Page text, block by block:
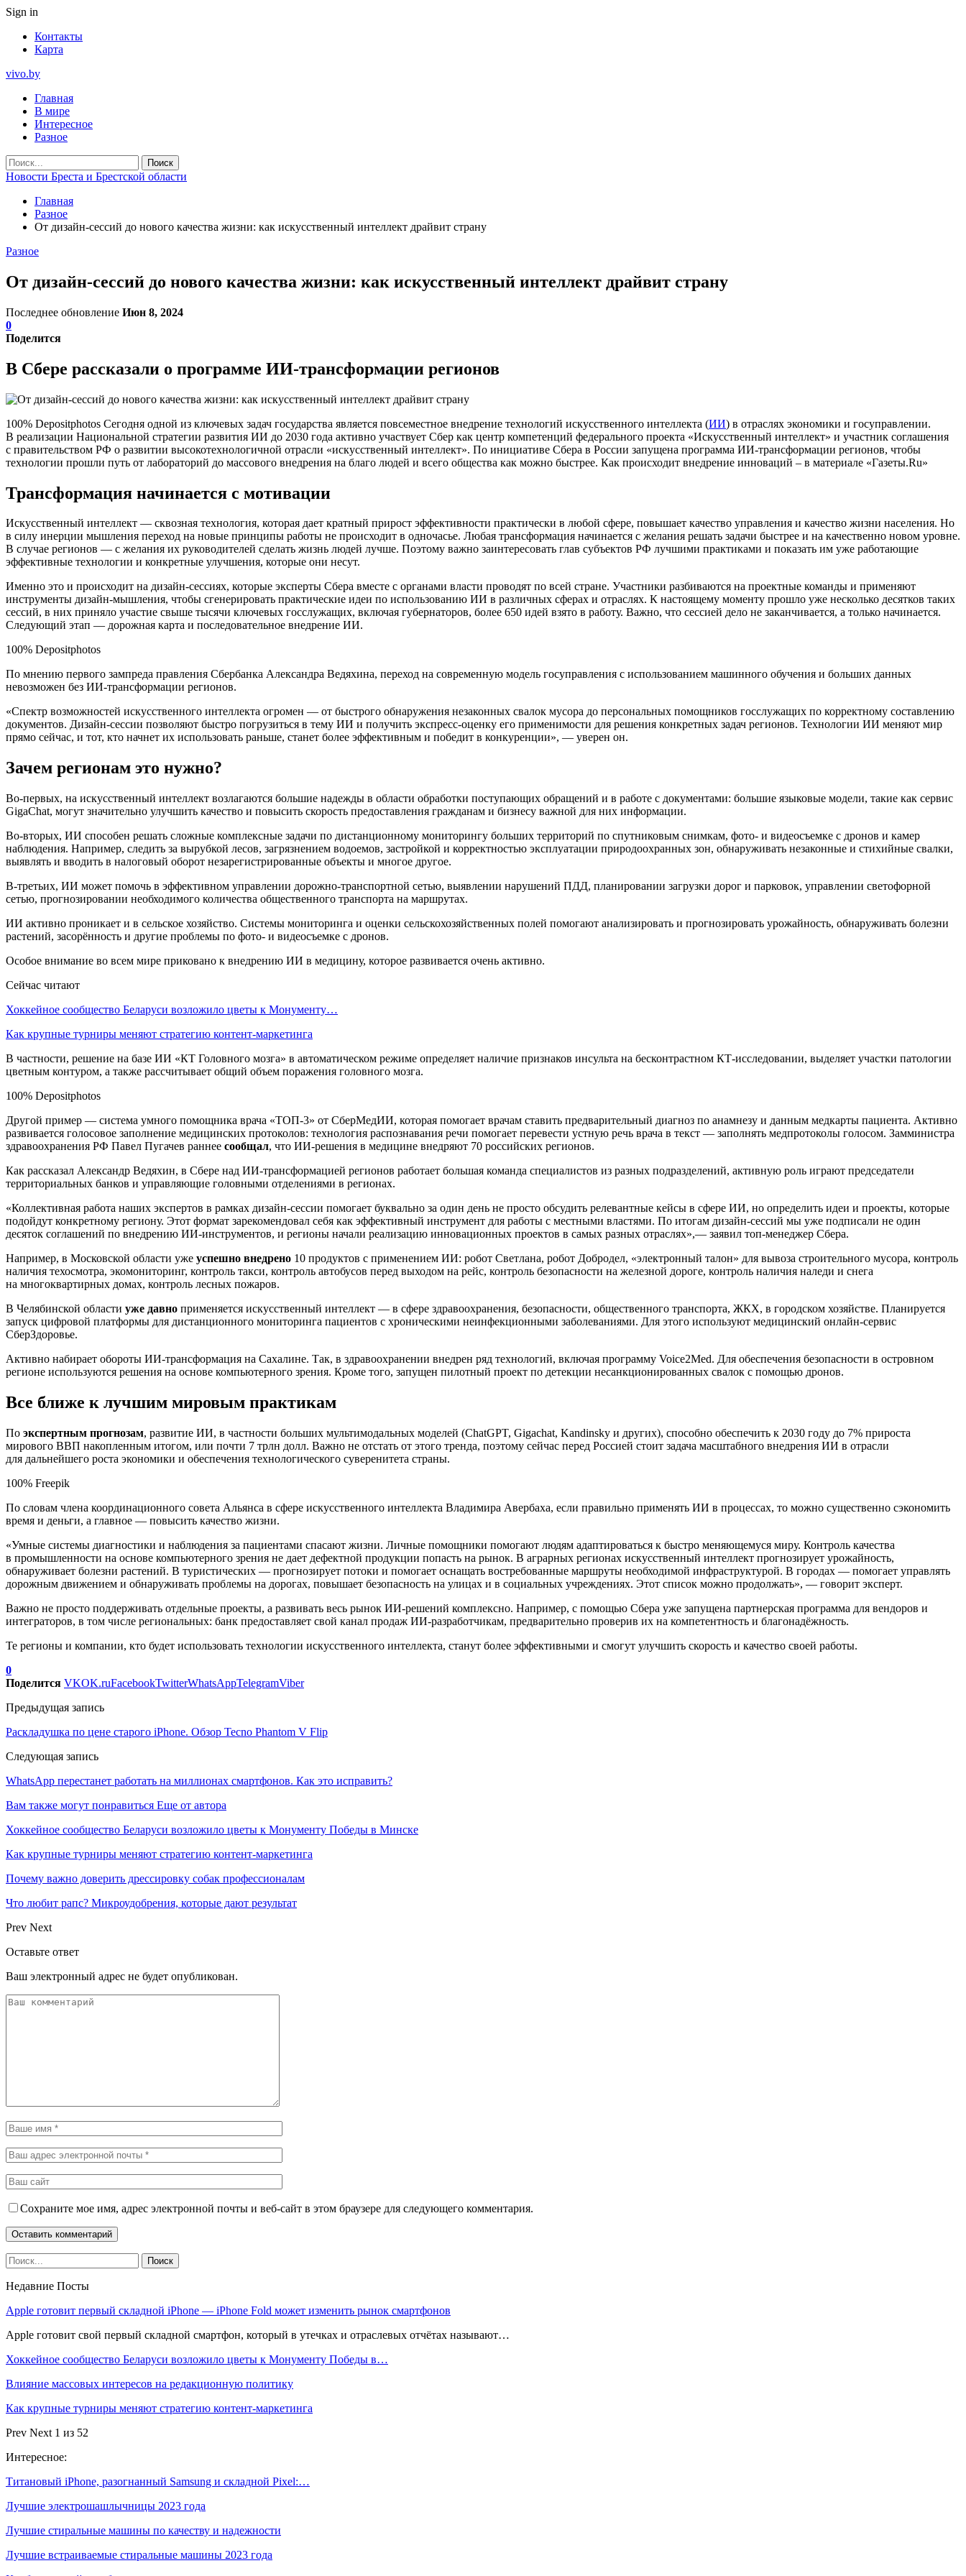
Sign in
Контакты
Карта
vivo.by
Главная
В мире
Интересное
Разное
Новости Бреста и Брестской области
Главная
Разное
От дизайн-сессий до нового качества жизни: как искусственный интеллект драйвит страну
Разное
От дизайн-сессий до нового качества жизни: как искусственный интеллект драйвит страну
Последнее обновление Июн 8, 2024
0
Поделится
В Сбере рассказали о программе ИИ-трансформации регионов
100% Depositphotos Сегодня одной из ключевых задач государства является повсеместное внедрение технологий искусственного интеллекта (ИИ) в отраслях экономики и госуправлении.
В реализации Национальной стратегии развития ИИ до 2030 года активно участвует Сбер как центр компетенций федерального проекта «Искусственный интеллект» и участник соглашения
с правительством РФ о развитии высокотехнологичной отрасли «искусственный интеллект». По инициативе Сбера в России запущена программа ИИ-трансформации регионов, чтобы
технологии прошли путь от лабораторий до массового внедрения на благо людей и всего общества как можно быстрее. Как происходит внедрение инноваций – в материале «Газеты.Ru»
Трансформация начинается с мотивации
Искусственный интеллект — сквозная технология, которая дает кратный прирост эффективности практически в любой сфере, повышает качество управления и качество жизни населения. Но
в силу инерции мышления переход на новые принципы работы не происходит в одночасье. Любая трансформация начинается с желания решать задачи быстрее и на качественно новом уровне.
В случае регионов — с желания их руководителей сделать жизнь людей лучше. Поэтому важно заинтересовать глав субъектов РФ лучшими практиками и показать им уже работающие
эффективные технологии и конкретные улучшения, которые они несут.
Именно это и происходит на дизайн-сессиях, которые эксперты Сбера вместе с органами власти проводят по всей стране. Участники разбиваются на проектные команды и применяют
инструменты дизайн-мышления, чтобы сгенерировать практические идеи по использованию ИИ в различных сферах и отраслях. К настоящему моменту прошло уже несколько десятков таких
сессий, в них приняло участие свыше тысячи ключевых госслужащих, включая губернаторов, более 650 идей взято в работу. Важно, что сессией дело не заканчивается, а только начинается.
Следующий этап — дорожная карта и последовательное внедрение ИИ.
100% Depositphotos
По мнению первого зампреда правления Сбербанка Александра Ведяхина, переход на современную модель госуправления с использованием машинного обучения и больших данных
невозможен без ИИ-трансформации регионов.
«Спектр возможностей искусственного интеллекта огромен — от быстрого обнаружения незаконных свалок мусора до персональных помощников госслужащих по корректному составлению
документов. Дизайн-сессии позволяют быстро погрузиться в тему ИИ и получить экспресс-оценку его применимости для решения конкретных задач регионов. Технологии ИИ меняют мир
прямо сейчас, и тот, кто начнет их использовать раньше, станет более эффективным и победит в конкуренции», — уверен он.
Зачем регионам это нужно?
Во-первых, на искусственный интеллект возлагаются большие надежды в области обработки поступающих обращений и в работе с документами: большие языковые модели, такие как сервис
GigaChat, могут значительно улучшить качество и повысить скорость предоставления гражданам и бизнесу важной для них информации.
Во-вторых, ИИ способен решать сложные комплексные задачи по дистанционному мониторингу больших территорий по спутниковым снимкам, фото- и видеосъемке с дронов и камер
наблюдения. Например, следить за вырубкой лесов, загрязнением водоемов, застройкой и корректностью эксплуатации природоохранных зон, обнаруживать незаконные и стихийные свалки,
выявлять и вводить в налоговый оборот незарегистрированные объекты и многое другое.
В-третьих, ИИ может помочь в эффективном управлении дорожно-транспортной сетью, выявлении нарушений ПДД, планировании загрузки дорог и парковок, управлении светофорной
сетью, прогнозировании необходимого количества общественного транспорта на маршрутах.
ИИ активно проникает и в сельское хозяйство. Системы мониторинга и оценки сельскохозяйственных полей помогают анализировать и прогнозировать урожайность, обнаруживать болезни
растений, засорённость и другие проблемы по фото- и видеосъемке с дронов.
Особое внимание во всем мире приковано к внедрению ИИ в медицину, которое развивается очень активно.
Сейчас читают
Хоккейное сообщество Беларуси возложило цветы к Монументу…
Как крупные турниры меняют стратегию контент-маркетинга
В частности, решение на базе ИИ «КТ Головного мозга» в автоматическом режиме определяет наличие признаков инсульта на бесконтрастном КТ-исследовании, выделяет участки патологии
цветным контуром, а также рассчитывает общий объем поражения головного мозга.
100% Depositphotos
Другой пример — система умного помощника врача «ТОП-3» от СберМедИИ, которая помогает врачам ставить предварительный диагноз по анамнезу и данным медкарты пациента. Активно
развивается голосовое заполнение медицинских протоколов: технология распознавания речи помогает перевести устную речь врача в текст — заполнять медпротоколы голосом. Замминистра
здравоохранения РФ Павел Пугачев раннее сообщал, что ИИ-решения в медицине внедряют 70 российских регионов.
Как рассказал Александр Ведяхин, в Сбере над ИИ-трансформацией регионов работает большая команда специалистов из разных подразделений, активную роль играют председатели
территориальных банков и управляющие головными отделениями в регионах.
«Коллективная работа наших экспертов в рамках дизайн-сессии помогает буквально за один день не просто обсудить релевантные кейсы в сфере ИИ, но определить идеи и проекты, которые
подойдут конкретному региону. Этот формат зарекомендовал себя как эффективный инструмент для работы с местными властями. По итогам дизайн-сессий мы уже подписали не один
десяток соглашений по внедрению ИИ-инструментов, и регионы начали реализацию инновационных проектов в самых разных отраслях»,— заявил топ-менеджер Сбера.
Например, в Московской области уже успешно внедрено 10 продуктов с применением ИИ: робот Светлана, робот Добродел, «электронный талон» для вывоза строительного мусора, контроль
наличия техосмотра, экомониторинг, контроль такси, контроль автобусов перед выходом на рейс, контроль безопасности на железной дороге, контроль наличия наледи и снега
на многоквартирных домах, контроль лесных пожаров.
В Челябинской области уже давно применяется искусственный интеллект — в сфере здравоохранения, безопасности, общественного транспорта, ЖКХ, в городском хозяйстве. Планируется
запуск цифровой платформы для дистанционного мониторинга пациентов с хроническими неинфекционными заболеваниями. Для этого используют медицинский онлайн-сервис
СберЗдоровье.
Активно набирает обороты ИИ-трансформация на Сахалине. Так, в здравоохранении внедрен ряд технологий, включая программу Voice2Med. Для обеспечения безопасности в островном
регионе используются решения на основе компьютерного зрения. Кроме того, запущен пилотный проект по детекции несанкционированных свалок с помощью дронов.
Все ближе к лучшим мировым практикам
По экспертным прогнозам, развитие ИИ, в частности больших мультимодальных моделей (ChatGPT, Gigachat, Kandinsky и других), способно обеспечить к 2030 году до 7% прироста
мирового ВВП накопленным итогом, или почти 7 трлн долл. Важно не отстать от этого тренда, поэтому сейчас перед Россией стоит задача масштабного внедрения ИИ в отрасли
для дальнейшего роста экономики и обеспечения технологического суверенитета страны.
100% Freepik
По словам члена координационного совета Альянса в сфере искусственного интеллекта Владимира Авербаха, если правильно применять ИИ в процессах, то можно существенно сэкономить
время и деньги, а главное — повысить качество жизни.
«Умные системы диагностики и наблюдения за пациентами спасают жизни. Личные помощники помогают людям адаптироваться к быстро меняющемуся миру. Контроль качества
в промышленности на основе компьютерного зрения не дает дефектной продукции попасть на рынок. В аграрных регионах искусственный интеллект прогнозирует урожайность,
обнаруживает болезни растений. В туристических — прогнозирует потоки и помогает оснащать востребованные маршруты необходимой инфраструктурой. В городах — помогает управлять
дорожным движением и обнаруживать проблемы на дорогах, повышает безопасность на улицах и в социальных учреждениях. Этот список можно продолжать», — говорит эксперт.
Важно не просто поддерживать отдельные проекты, а развивать весь рынок ИИ-решений комплексно. Например, с помощью Сбера уже запущена партнерская программа для вендоров и
интеграторов, в том числе региональных: банк предоставляет свой канал продаж ИИ-разработчикам, предварительно проверив их на компетентность и благонадёжность.
Те регионы и компании, кто будет использовать технологии искусственного интеллекта, станут более эффективными и смогут улучшить скорость и качество своей работы.
0
Поделится VKOK.ruFacebookTwitterWhatsAppTelegramViber
Предыдущая запись
Раскладушка по цене старого iPhone. Обзор Tecno Phantom V Flip
Следующая запись
WhatsApp перестанет работать на миллионах смартфонов. Как это исправить?
Вам также могут понравиться Еще от автора
Хоккейное сообщество Беларуси возложило цветы к Монументу Победы в Минске
Как крупные турниры меняют стратегию контент-маркетинга
Почему важно доверить дрессировку собак профессионалам
Что любит рапс? Микроудобрения, которые дают результат
Prev Next
Оставьте ответ
Ваш электронный адрес не будет опубликован.
Сохраните мое имя, адрес электронной почты и веб-сайт в этом браузере для следующего комментария.
Недавние Посты
Apple готовит первый складной iPhone — iPhone Fold может изменить рынок смартфонов
Apple готовит свой первый складной смартфон, который в утечках и отраслевых отчётах называют…
Хоккейное сообщество Беларуси возложило цветы к Монументу Победы в…
Влияние массовых интересов на редакционную политику
Как крупные турниры меняют стратегию контент-маркетинга
Prev Next 1 из 52
Интересное:
Титановый iPhone, разогнанный Samsung и складной Pixel:…
Лучшие электрошашлычницы 2023 года
Лучшие стиральные машины по качеству и надежности
Лучшие встраиваемые стиральные машины 2023 года